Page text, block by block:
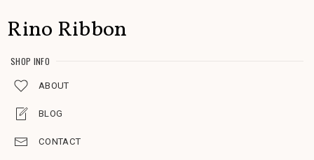
Rino Ribbon
SHOP INFO
ABOUT
BLOG
CONTACT